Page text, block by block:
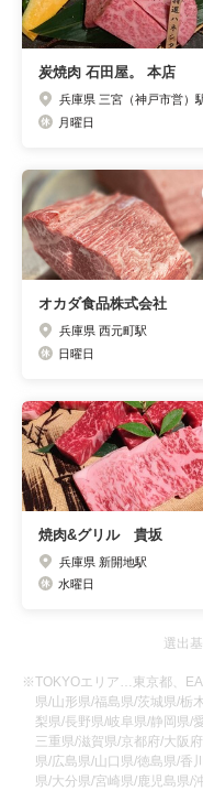
炭焼肉 石田屋。 本店
兵庫県 三宮（神戸市営）
月曜日
オカダ食品株式会社
兵庫県 西元町駅
日曜日
焼肉&グリル 貴坂
兵庫県 新開地駅
水曜日
選出
※TOKYOエリア…東京都、
県/山形県/福島県/茨城県/栃
梨県/長野県/岐阜県/静岡県/
三重県/滋賀県/京都府/大阪
県/広島県/山口県/徳島県/香
県/大分県/宮崎県/鹿児島県/